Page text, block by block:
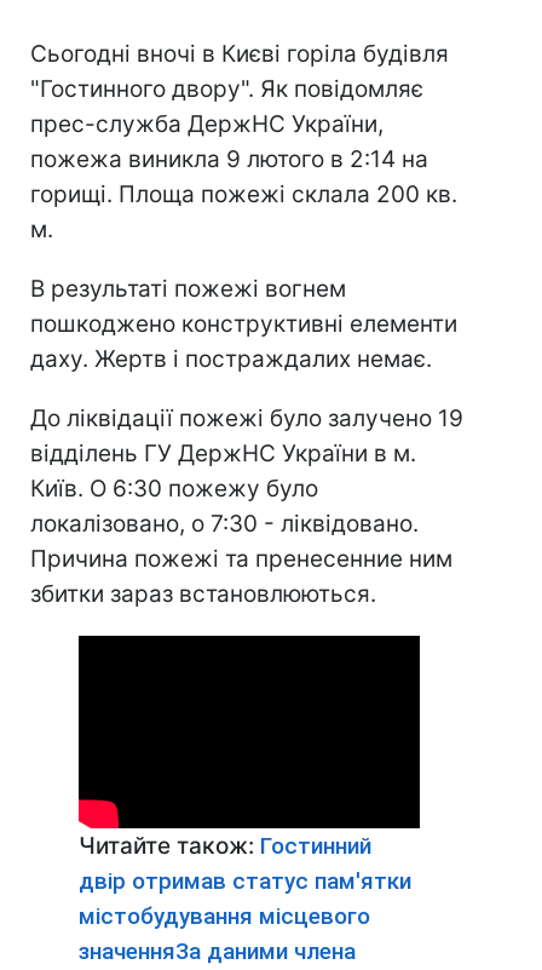
Сьогодні вночі в Києві горіла будівля
"Гостинного двору". Як повідомляє
прес-служба ДержНС України,
пожежа виникла 9 лютого в 2:14 на
горищі. Площа пожежі склала 200 кв.
м.
В результаті пожежі вогнем
пошкоджено конструктивні елементи
даху. Жертв і постраждалих немає.
До ліквідації пожежі було залучено 19
відділень ГУ ДержНС України в м.
Київ. О 6:30 пожежу було
локалізовано, о 7:30 - ліквідовано.
Причина пожежі та пренесенние ним
збитки зараз встановлюються.
Читайте також: Гостинний
двір отримав статус пам'ятки
містобудування місцевого
значенняЗа даними члена